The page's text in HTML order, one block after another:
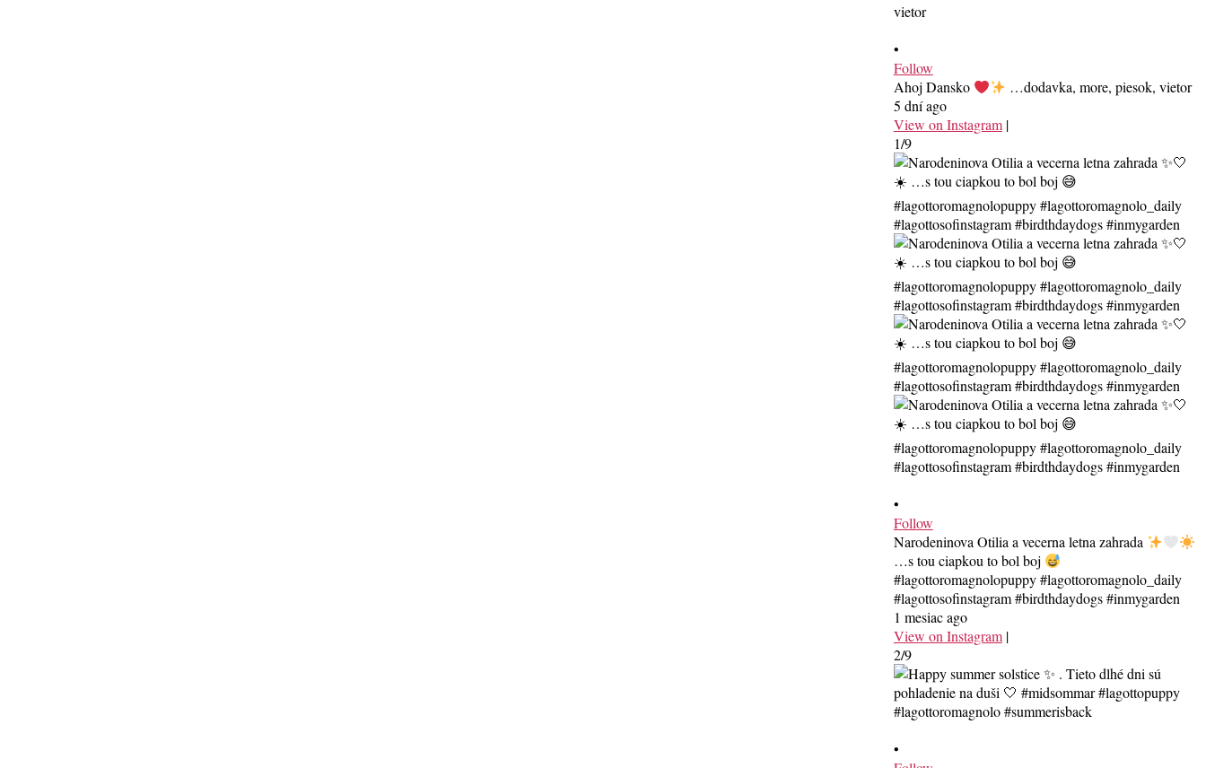
•
Follow
Ahoj Dansko
…dodavka, more, piesok, vietor
5 dní ago
View on Instagram |
1/9
•
Follow
Narodeninova Otilia a vecerna letna zahrada
…s tou ciapkou to bol boj
#lagottoromagnolopuppy #lagottoromagnolo_daily
#lagottosofinstagram #birdthdaydogs #inmygarden
1 mesiac ago
View on Instagram |
2/9
•